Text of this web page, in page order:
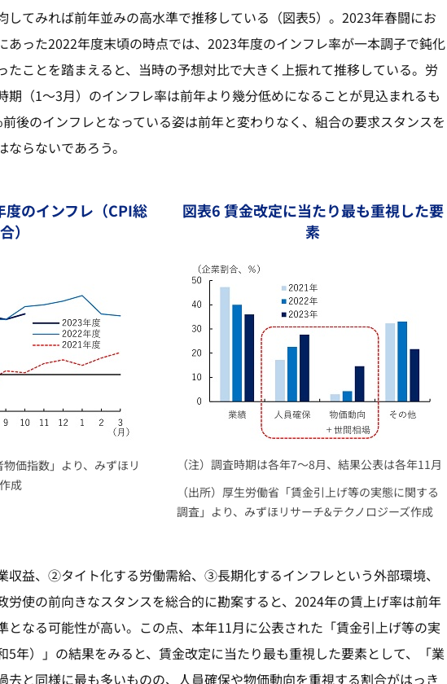
してみれば前年並みの高水準で推移している（図表5）。2023年春闘にお
あった2022年度末頃の時点では、2023年度のインフレ率が一本調子で鈍化
たことを踏まえると、当時の予想対比で大きく上振れて推移している。労
期（1～3月）のインフレ率は前年より幾分低めになることが見込まれるも
後のインフレとなっている姿は前年と変わりなく、組合の要求スタンスを
らないであろう。
のインフレ（CPI総
合）
物価指数」より、みずほリ
成
図表6 賃金改定に当たり最も重視した要
素
（注）調査時期は各年7～8月、結果公表は各年11月
（出所）厚生労働省「賃金引上げ等の実態に関する
調査」より、みずほリサーチ&テクノロジーズ作成
収益、②タイト化する労働需給、③長期化するインフレという外部環境、
使の前向きなスタンスを総合的に勘案すると、2024年の賃上げ率は前年
となる可能性が高い。この点、本年11月に公表された「賃金引上げ等の実
5年）」の結果をみると、賃金改定に当たり最も重視した要素として、「業
去と同様に最も多いものの、人員確保や物価動向を重視する割合がはっき